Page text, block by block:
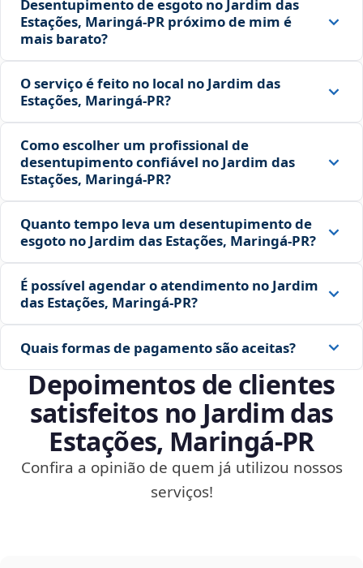
Desentupimento de esgoto no Jardim das
Estações, Maringá‑PR próximo de mim é
mais barato?
O serviço é feito no local no Jardim das
Estações, Maringá‑PR?
Como escolher um profissional de
desentupimento confiável no Jardim das
Estações, Maringá‑PR?
Quanto tempo leva um desentupimento de
esgoto no Jardim das Estações, Maringá‑PR?
É possível agendar o atendimento no Jardim
das Estações, Maringá‑PR?
Quais formas de pagamento são aceitas?
Depoimentos de clientes
satisfeitos no Jardim das
Estações, Maringá‑PR
Confira a opinião de quem já utilizou nossos
serviços!